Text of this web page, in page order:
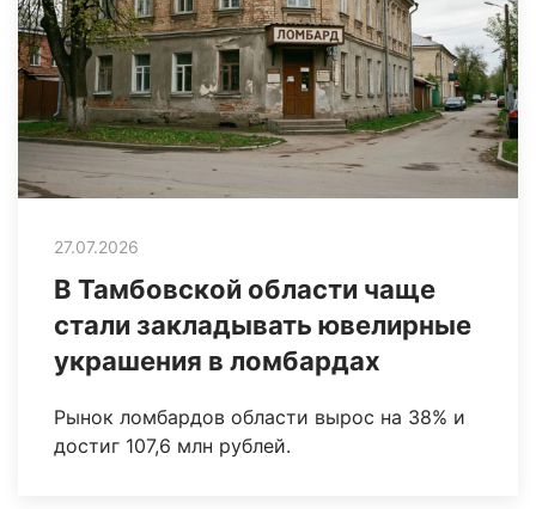
27.07.2026
В Тамбовской области чаще
стали закладывать ювелирные
украшения в ломбардах
Рынок ломбардов области вырос на 38% и
достиг 107,6 млн рублей.